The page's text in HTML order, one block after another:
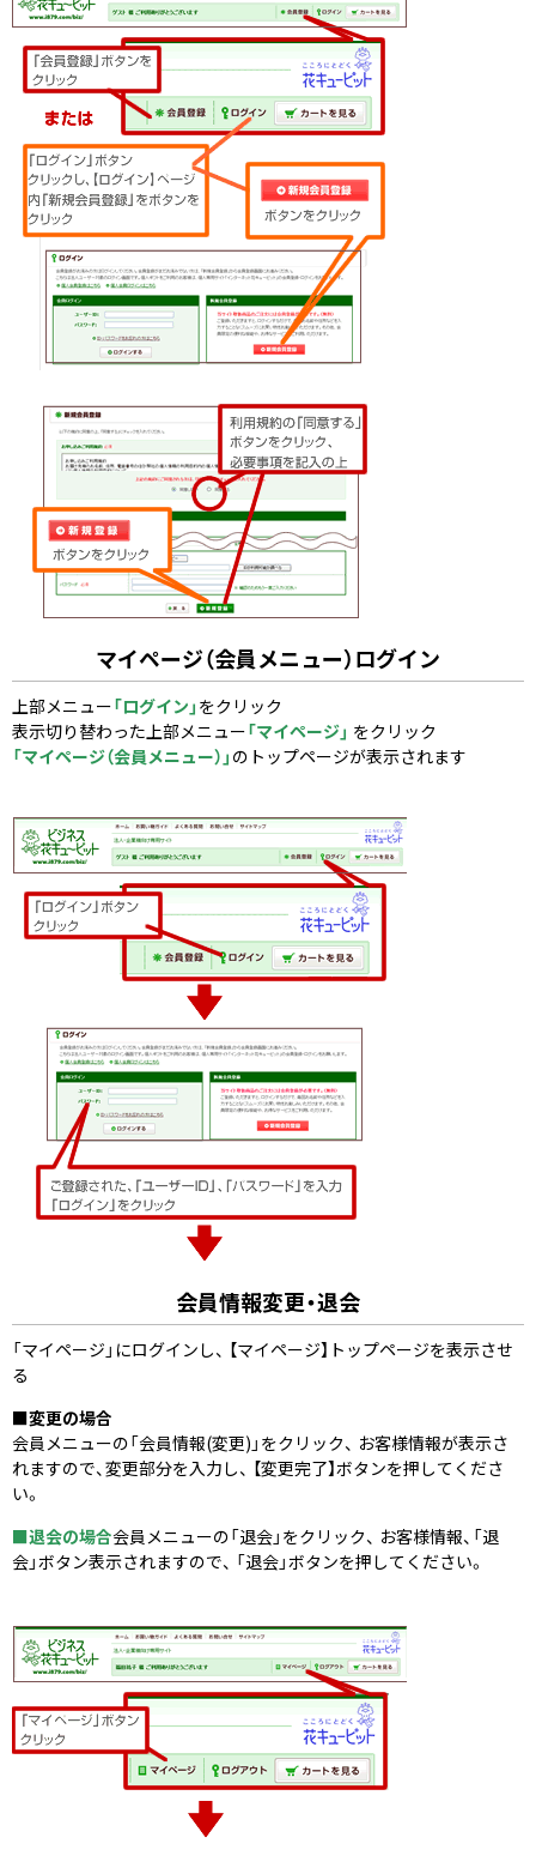
マイページ（会員メニュー）ログイン
上部メニュー「ログイン」 をクリック
表示切り替わった上部メニュー「マイページ」 をクリック
「マイページ（会員メニュー）」 のトップページが表示されます
会員情報変更・退会
「マイページ」にログインし、 【マイページ】トップページを表示させ
る
■変更の場合
会員メニューの「会員情報(変更)」をクリック、 お客様情報が表示さ
れますので、変更部分を入力し、 【変更完了】ボタンを押してくださ
い。
■退会の場合会員メニューの「退会」をクリック、 お客様情報、「退
会」ボタン表示されますので、 「退会」ボタンを押してください。